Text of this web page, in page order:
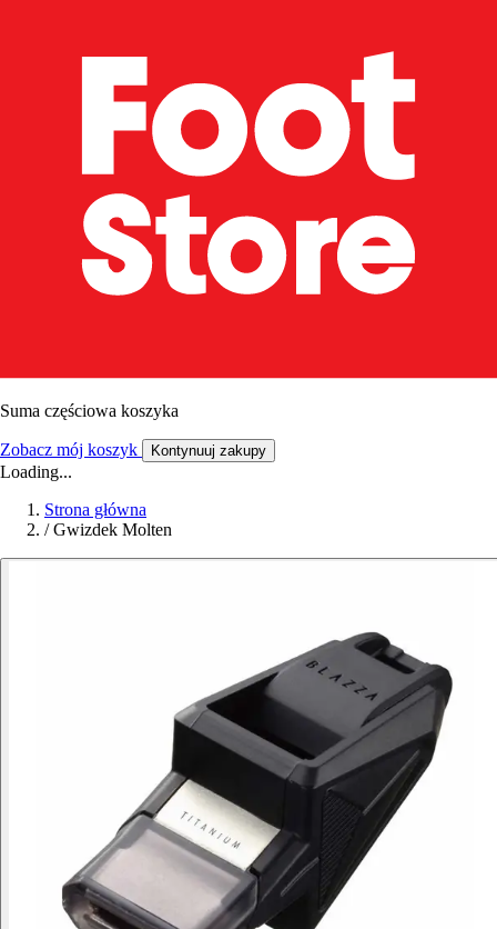
Suma częściowa koszyka
Zobacz mój koszyk Kontynuuj zakupy
Loading...
Strona główna
/ Gwizdek Molten